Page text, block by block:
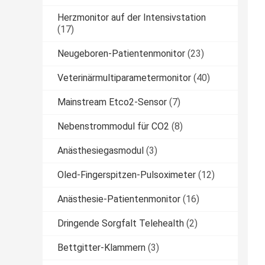
Herzmonitor auf der Intensivstation
(17)
Neugeboren-Patientenmonitor (23)
Veterinärmultiparametermonitor (40)
Mainstream Etco2-Sensor (7)
Nebenstrommodul für CO2 (8)
Anästhesiegasmodul (3)
Oled-Fingerspitzen-Pulsoximeter (12)
Anästhesie-Patientenmonitor (16)
Dringende Sorgfalt Telehealth (2)
Bettgitter-Klammern (3)